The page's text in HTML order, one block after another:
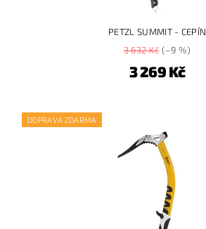
PETZL SUMMIT - CEPÍN
3 632 Kč(–9 %)
3 269 Kč
DOPRAVA ZDARMA